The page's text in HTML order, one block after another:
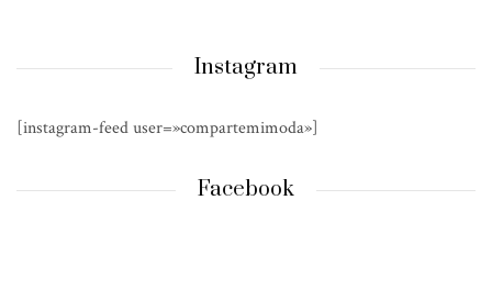
Instagram
[instagram-feed user=»compartemimoda»]
Facebook